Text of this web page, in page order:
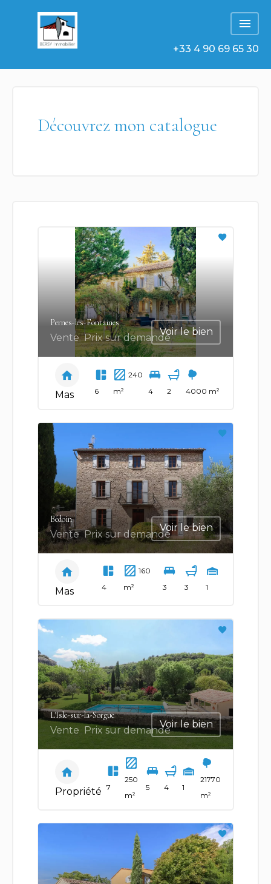
+33 4 90 69 65 30
Découvrez mon catalogue
Pernes-les-Fontaines
Vente Prix sur demande
Voir le bien
Mas 6
240
m²
4 2 4000 m²
Bédoin
Vente Prix sur demande
Voir le bien
Mas 4
160
m²
3 3 1
L'Isle-sur-la-Sorgue
Vente Prix sur demande
Voir le bien
Propriété 7
250
m²
5 4 1
21770
m²